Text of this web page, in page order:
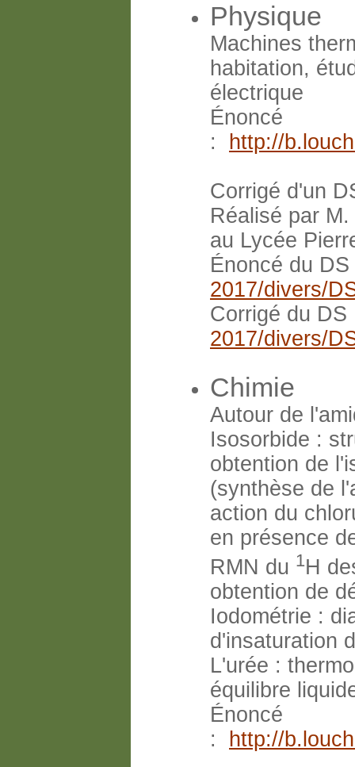
Physique
Machines
habitation,
électrique
Énoncé
:
http://
Corrigé d'un
Réalisé par
au Lycée
Énoncé du
2017/divers/
Corrigé du
2017/divers/
Chimie
Autour de
Isosorbide :
obtention de
(synthèse de
action du
en présence
RMN du 1H
obtention de
Iodométrie :
d'insaturation
L'urée :
équilibre
Énoncé
:
http://